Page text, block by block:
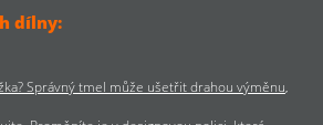
dílny:
Správný tmel může ušetřit drahou výměnu